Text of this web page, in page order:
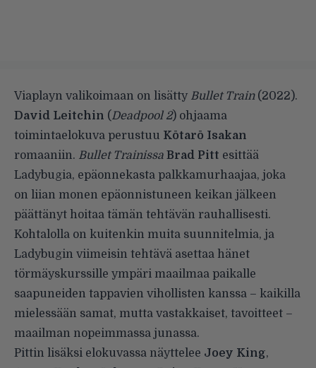
Viaplayn valikoimaan on lisätty Bullet Train(2022).
David Leitchin (Deadpool 2) ohjaama
toimintaelokuva perustuu Kōtarō Isakan
romaaniin. Bullet Trainissa Brad Pitt esittää
Ladybugia, epäonnekasta palkkamurhaajaa, joka
on liian monen epäonnistuneen keikan jälkeen
päättänyt hoitaa tämän tehtävän rauhallisesti.
Kohtalolla on kuitenkin muita suunnitelmia, ja
Ladybugin viimeisin tehtävä asettaa hänet
törmäyskurssille ympäri maailmaa paikalle
saapuneiden tappavien vihollisten kanssa – kaikilla
mielessään samat, mutta vastakkaiset, tavoitteet –
maailman nopeimmassa junassa.
Pittin lisäksi elokuvassa näyttelee Joey King,